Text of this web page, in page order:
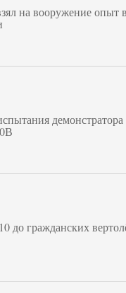
на вооружение опыт
демонстратора
до гражданских